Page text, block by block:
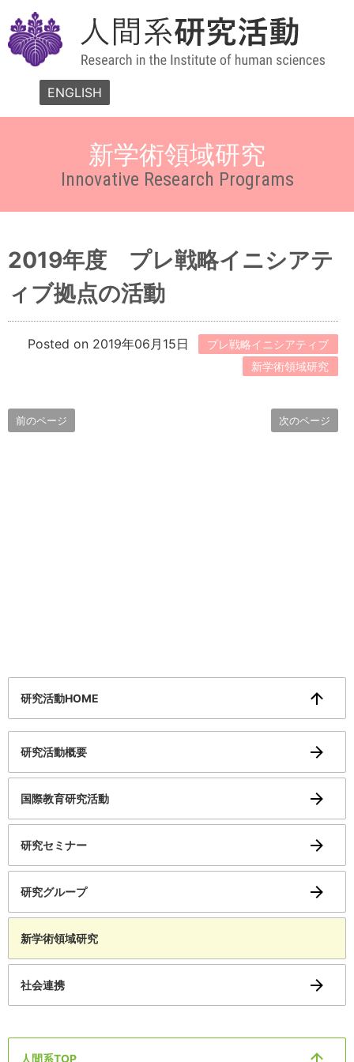
ENGLISH
新学術領域研究
Innovative Research Programs
2019年度 プレ戦略イニシアテ
ィブ拠点の活動
Posted on 2019年06月15日
プレ戦略イニシアティブ
新学術領域研究
前のページ 次のページ
研究活動HOME
研究活動概要
国際教育研究活動
研究セミナー
研究グループ
新学術領域研究
社会連携
人間系TOP